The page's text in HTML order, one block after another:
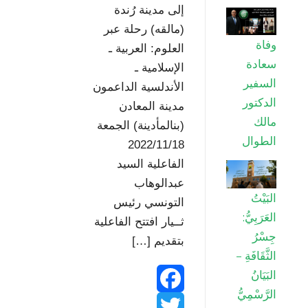
s
s
إلى مدينة رُندة
(مالقه) رحلة عبر
العلوم: العربية ـ
الإسلامية ـ
الأندلسية الداعمون
مدينة المعادن
(بنالمأدينة) الجمعة
2022/11/18
الفاعلية السيد
عبدالوهاب
التونسي رئيس
ثــيار افتتح الفاعلية
بتقديم […]
وفاة
سعادة
السفير
الدكتور
مالك
الطوال
البَيْتُ
العَرَبِيُّ:
جِسْرُ
الثَّقَافَةِ –
البَيَانُ
الرَّسْمِيُّ